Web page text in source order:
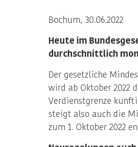
Bochum, 30.06.2022
Heute im
durchschnittlich
Der gesetzliche
wird ab Oktober 2022
Verdienstgrenze
steigt also auch die
zum 1. Oktober 2022